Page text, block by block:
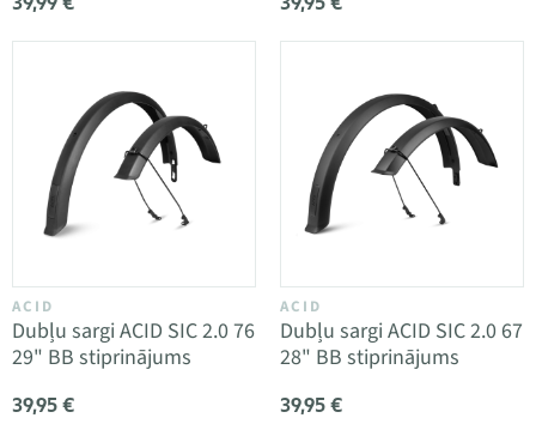
ACID
Dubļu sargi ACID SIC 2.0 76
29" BB stiprinājums
39,95 €
ACID
Dubļu sargi ACID SIC 2.0 67
28" BB stiprinājums
39,95 €